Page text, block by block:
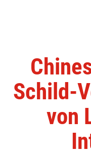
Schild-
von